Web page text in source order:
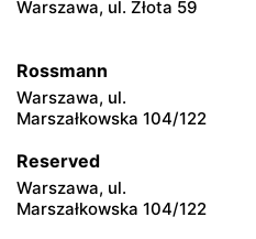
Żabka
Żabka
Żabka
Warszawa, ul. Złota 59
Rossmann
Warszawa, ul.
Marszałkowska 104/122
Reserved
Warszawa, ul.
Marszałkowska 104/122